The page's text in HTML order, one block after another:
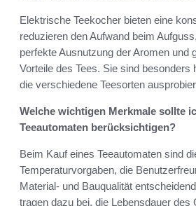
Elektrische Teekocher bieten eine
reduzieren den Aufwand beim
perfekte Ausnutzung der Aromen und
Vorteile des Tees. Sie sind besonders
die verschiedene Teesorten
Welche wichtigen Merkmale sollte
Teeautomaten berücksichtigen?
Beim Kauf eines Teeautomaten sind
Temperaturvorgaben, die
Material- und Bauqualität
tragen dazu bei, die Lebensdauer des